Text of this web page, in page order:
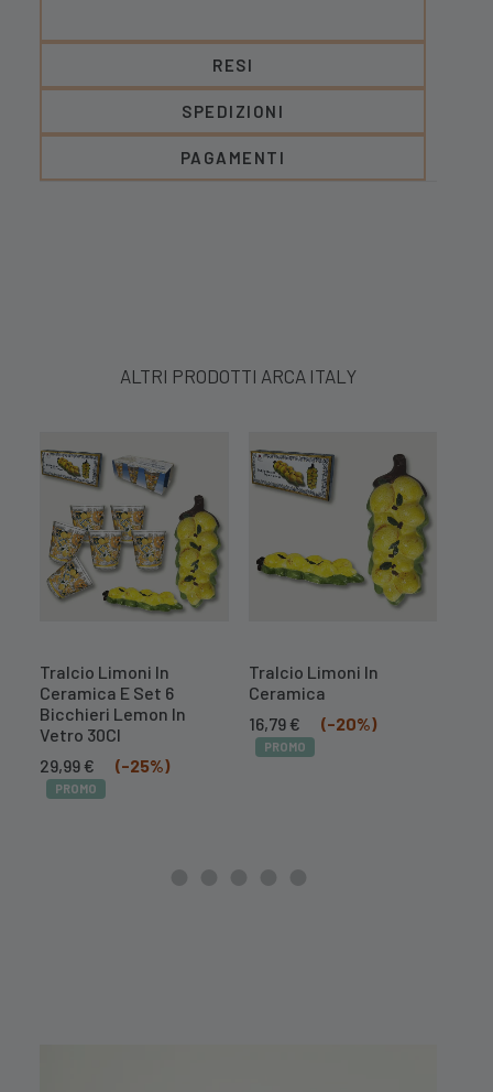
RESI
SPEDIZIONI
PAGAMENTI
ALTRI PRODOTTI ARCA ITALY
Tralcio Limoni In
Ceramica E Set 6
Bicchieri Lemon In
Vetro 30Cl
Il
prezzo
originale
29,99€
prezzo
(-25%)
PROMO
Tralcio Limoni In
Ceramica
Il
prezzo
originale
16,79€
prezzo
attuale
(-20%)
PROMO